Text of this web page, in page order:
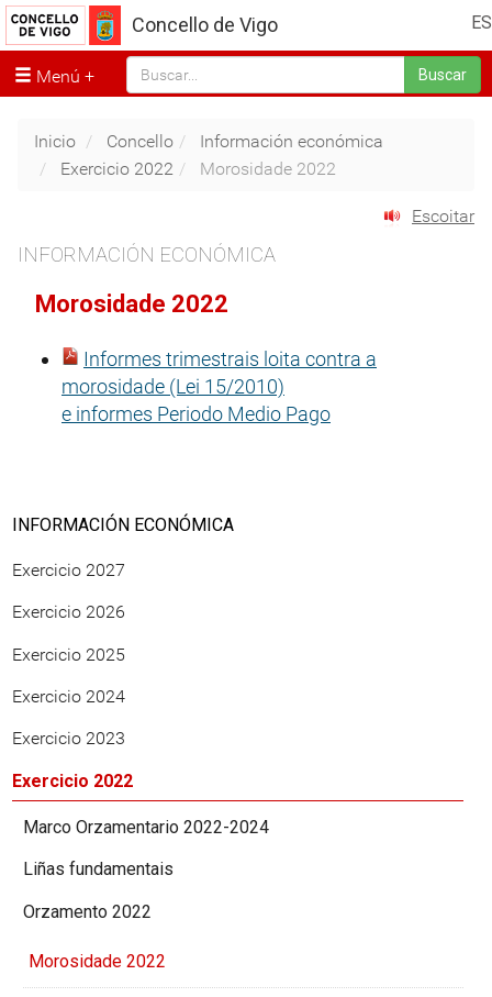
ES
Concello de Vigo
Menú Buscar
Inicio Concello
Información económica
Exercicio 2022
Morosidade 2022
Escoitar
INFORMACIÓN ECONÓMICA
Morosidade 2022
Informes trimestrais loita contra a
morosidade (Lei 15/2010)
e informes Periodo Medio Pago
INFORMACIÓN ECONÓMICA
Exercicio 2027
Exercicio 2026
Exercicio 2025
Exercicio 2024
Exercicio 2023
Exercicio 2022
Marco Orzamentario 2022-2024
Liñas fundamentais
Orzamento 2022
Morosidade 2022